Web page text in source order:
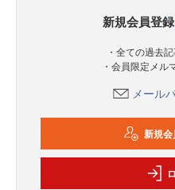
新規会員登録
・全ての過去
・会員限定メル
メール
新規